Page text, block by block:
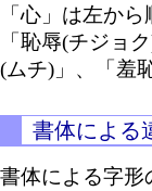
「心」は左から
「恥辱(チジョ
(ムチ)」、「羞
書体による
書体による字形